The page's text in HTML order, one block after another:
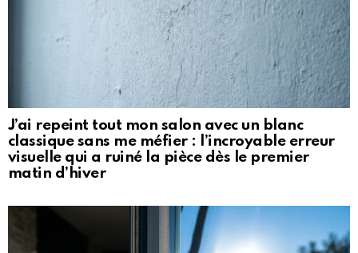
J’ai repeint tout mon salon avec un blanc
classique sans me méfier : l’incroyable erreur
visuelle qui a ruiné la pièce dès le premier
matin d’hiver